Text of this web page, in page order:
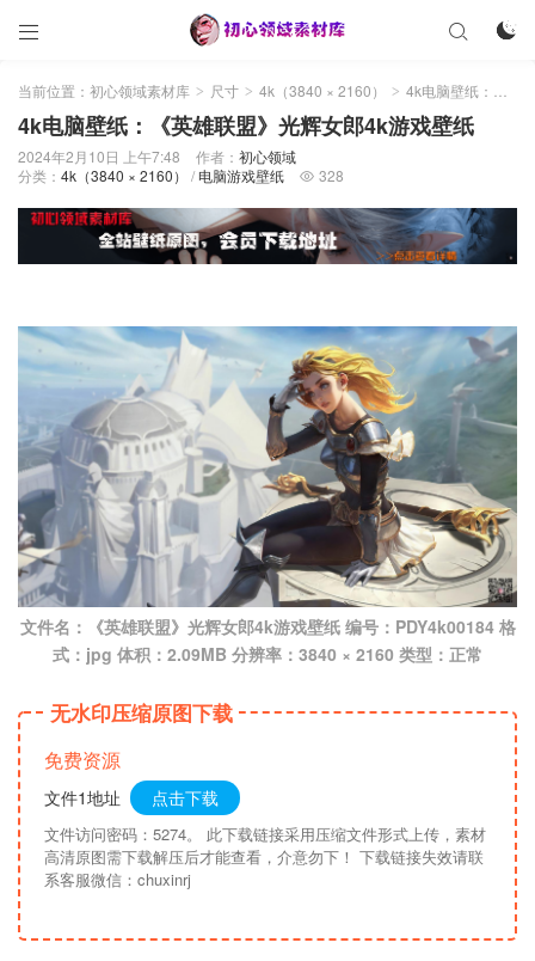
 

当前位置： 初心领域素材库 > 尺寸 > 4k（3840 × 2160） > 4k电脑壁纸：《英雄联盟》光辉女郎4k游戏壁纸
4k电脑壁纸：《英雄联盟》光辉女郎4k游戏壁纸
2024年2月10日 上午7:48 作者： 初心领域
分类： 4k（3840 × 2160） / 电脑游戏壁纸  328
文件名：《英雄联盟》光辉女郎4k游戏壁纸 编号：PDY4k00184 格
式：jpg 体积：2.09MB 分辨率：3840 × 2160 类型：正常
无水印压缩原图下载
免费资源
文件1地址 点击下载
文件访问密码：5274。 此下载链接采用压缩文件形式上传，素材
高清原图需下载解压后才能查看，介意勿下！ 下载链接失效请联
系客服微信：chuxinrj